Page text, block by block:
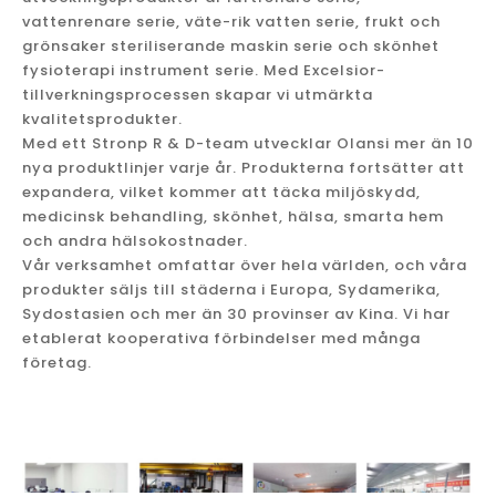
vattenrenare serie, väte-rik vatten serie, frukt och
grönsaker steriliserande maskin serie och skönhet
fysioterapi instrument serie. Med Excelsior-
tillverkningsprocessen skapar vi utmärkta
kvalitetsprodukter.
Med ett Stronp R & D-team utvecklar Olansi mer än 10
nya produktlinjer varje år. Produkterna fortsätter att
expandera, vilket kommer att täcka miljöskydd,
medicinsk behandling, skönhet, hälsa, smarta hem
och andra hälsokostnader.
Vår verksamhet omfattar över hela världen, och våra
produkter säljs till städerna i Europa, Sydamerika,
Sydostasien och mer än 30 provinser av Kina. Vi har
etablerat kooperativa förbindelser med många
företag.